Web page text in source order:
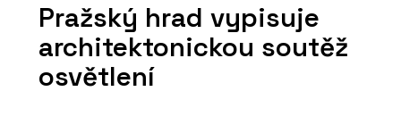
Pražský hrad vypisuje
architektonickou soutěž
osvětlení